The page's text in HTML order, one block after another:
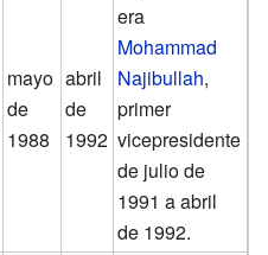
mayo
de
1988
abril
de
1992
era
Mohammad
Najibullah,
primer
vicepresidente
de julio de
1991 a abril
de 1992.